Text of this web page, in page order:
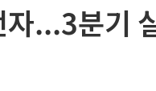
자...3분기